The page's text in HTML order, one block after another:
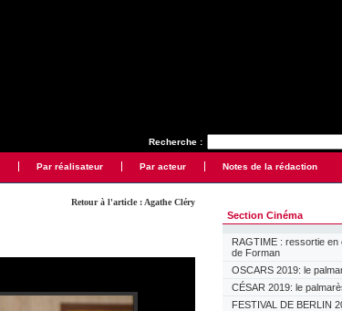
Recherche :
Par réalisateur Par acteur Notes de la rédaction
Retour à l'article : Agathe Cléry
Section Cinéma
RAGTIME : ressortie
de Forman
OSCARS 2019: le
CÉSAR 2019: le
FESTIVAL DE BERLIN